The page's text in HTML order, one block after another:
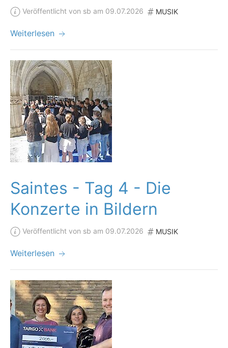
Veröffentlicht von sb am 09.07.2026 MUSIK
Weiterlesen
Saintes - Tag 4 - Die
Konzerte in Bildern
Veröffentlicht von sb am 09.07.2026 MUSIK
Weiterlesen